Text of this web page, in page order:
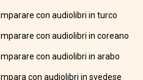
Imparare con audiolibri in turco
Imparare con audiolibri in coreano
Imparare con audiolibri in arabo
Impara con audiolibri in svedese